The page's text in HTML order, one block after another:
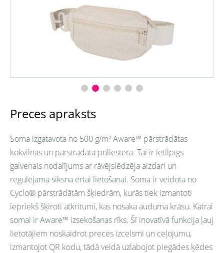
Preces apraksts
Soma izgatavota no 500 g/m² Aware™ pārstrādātas
kokvilnas un pārstrādāta poliestera. Tai ir ietilpīgs
galvenais nodalījums ar rāvējslēdzēja aizdari un
regulējama siksna ērtai lietošanai. Soma ir veidota no
Cyclo® pārstrādātām šķiedrām, kurās tiek izmantoti
iepriekš šķiroti atkritumi, kas nosaka auduma krāsu. Katrai
somai ir Aware™ izsekošanas rīks. Šī inovatīvā funkcija ļauj
lietotājiem noskaidrot preces izcelsmi un ceļojumu,
izmantojot QR kodu, tādā veidā uzlabojot piegādes ķēdes